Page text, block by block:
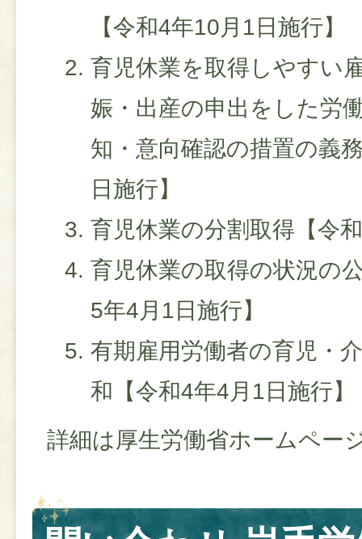
【令和4年10月1日施行】
育児休業を取得しやすい
娠・出産の申出をした労
知・意向確認の措置の義
日施行】
育児休業の分割取得【令
育児休業の取得の状況の
5年4月1日施行】
有期雇用労働者の育児・
和【令和4年4月1日施行】
詳細は厚生労働省ホームペー